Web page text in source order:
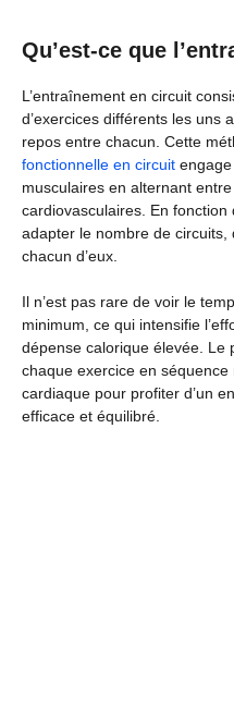
Qu’est-ce que
L’entraînement en circuit
d’exercices différents les uns
repos entre chacun. Cette
fonctionnelle en circuit
musculaires en alternant
cardiovasculaires. En
adapter le nombre de circuits,
chacun d’eux.
Il n’est pas rare de voir le
minimum, ce qui intensifie
dépense calorique élevée. Le
chaque exercice en séquence
cardiaque pour profiter d’un
efficace et équilibré.